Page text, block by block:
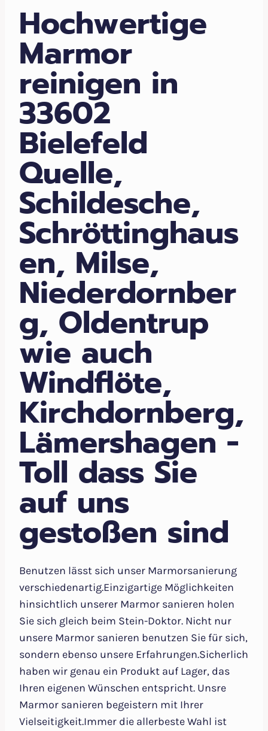
Hochwertige
Marmor
reinigen in
33602
Bielefeld
Quelle,
Schildesche,
Schröttinghaus
en, Milse,
Niederdornber
g, Oldentrup
wie auch
Windflöte,
Kirchdornberg,
Lämershagen -
Toll dass Sie
auf uns
gestoßen sind
Benutzen lässt sich unser Marmorsanierung
verschiedenartig.Einzigartige Möglichkeiten
hinsichtlich unserer Marmor sanieren holen
Sie sich gleich beim Stein-Doktor. Nicht nur
unsere Marmor sanieren benutzen Sie für sich,
sondern ebenso unsere Erfahrungen.Sicherlich
haben wir genau ein Produkt auf Lager, das
Ihren eigenen Wünschen entspricht. Unsre
Marmor sanieren begeistern mit Ihrer
Vielseitigkeit.Immer die allerbeste Wahl ist